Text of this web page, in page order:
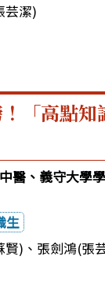
芸潔)
「高點
醫、義守大學
生
賢) 、 張劍鴻(張